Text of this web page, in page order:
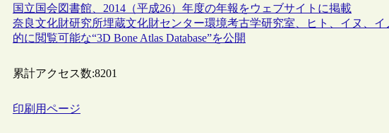
国立国会図書館、2014（平成26）年度の年報をウェブサイトに掲載
奈良文化財研究所埋蔵文化財センター環境考古学研究室、ヒト、イヌ、
的に閲覧可能な“3D Bone Atlas Database”を公開
累計アクセス数:8201
印刷用ページ